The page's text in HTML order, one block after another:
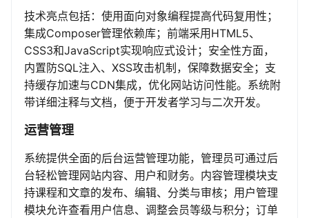
技术亮点包括：使用面向对象编程提高代码复用性；
集成Composer管理依赖库；前端采用HTML5、
CSS3和JavaScript实现响应式设计；安全性方面，
内置防SQL注入、XSS攻击机制，保障数据安全；支
持缓存加速与CDN集成，优化网站访问性能。系统附
带详细注释与文档，便于开发者学习与二次开发。
运营管理
系统提供全面的后台运营管理功能，管理员可通过后
台轻松管理网站内容、用户和财务。内容管理模块支
持课程和文章的发布、编辑、分类与审核；用户管理
模块允许查看用户信息、调整会员等级与积分；订单